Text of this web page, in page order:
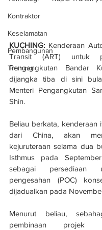
Kontraktor
Keselamatan
Pembangunan
Training
KUCHING: Kenderaan
Transit (ART) untuk
Pengangkutan Bandar
dijangka tiba di sini
Menteri Pengangkutan
Shin.
Beliau berkata, kenderaan
dari China, akan
kejuruteraan selama dua
Isthmus pada
sebagai persediaan
pengesahan (POC)
dijadualkan pada
Menurut beliau,
pembinaan projek